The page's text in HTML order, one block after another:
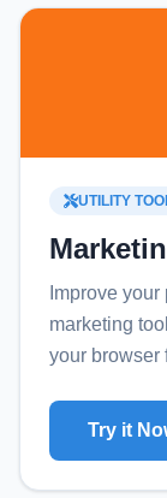
UTILITY
Improve
marketing
your browser
Try it